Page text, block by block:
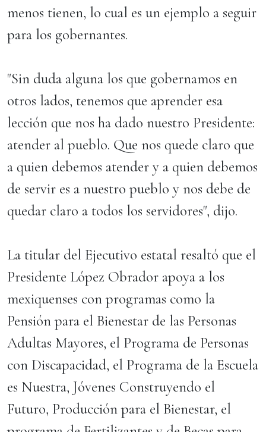
menos tienen, lo cual es un ejemplo a seguir
para los gobernantes.
"Sin duda alguna los que gobernamos en
otros lados, tenemos que aprender esa
lección que nos ha dado nuestro Presidente:
atender al pueblo. Que nos quede claro que
a quien debemos atender y a quien debemos
de servir es a nuestro pueblo y nos debe de
quedar claro a todos los servidores", dijo.
La titular del Ejecutivo estatal resaltó que el
Presidente López Obrador apoya a los
mexiquenses con programas como la
Pensión para el Bienestar de las Personas
Adultas Mayores, el Programa de Personas
con Discapacidad, el Programa de la Escuela
es Nuestra, Jóvenes Construyendo el
Futuro, Producción para el Bienestar, el